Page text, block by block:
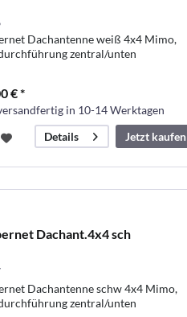
Dachantenne weiß 4x4 Mimo,
zentral/unten
€ *
in 10-14 Werktagen
Details
Jetzt kaufen
Dachant.4x4 sch
Dachantenne schw 4x4 Mimo,
zentral/unten